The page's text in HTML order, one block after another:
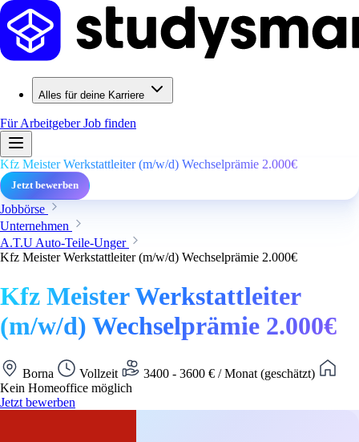
Alles für deine Karriere
Für ArbeitgeberJob finden
Kfz Meister Werkstattleiter (m/w/d) Wechselprämie 2.000€
Jetzt bewerben
Jobbörse
Unternehmen
A.T.U Auto-Teile-Unger
Kfz Meister Werkstattleiter (m/w/d) Wechselprämie 2.000€
Kfz Meister Werkstattleiter
(m/w/d) Wechselprämie 2.000€
Borna Vollzeit
3400 - 3600 € / Monat (geschätzt)
Kein Homeoffice möglich
Jetzt bewerben